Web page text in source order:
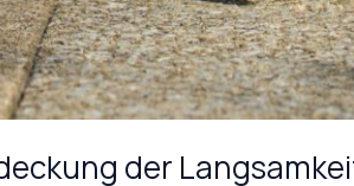
der